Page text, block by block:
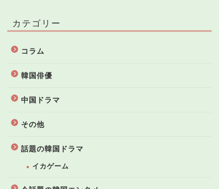
カテゴリー
コラム
韓国俳優
中国ドラマ
その他
話題の韓国ドラマ
イカゲーム